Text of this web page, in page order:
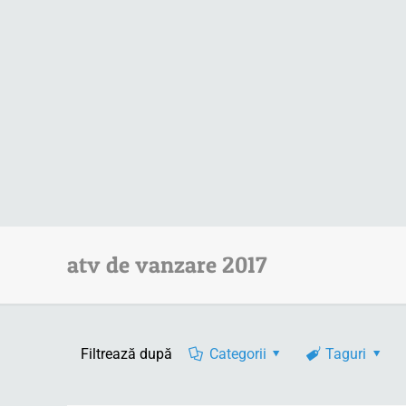
atv de vanzare 2017
Filtrează după Categorii Taguri